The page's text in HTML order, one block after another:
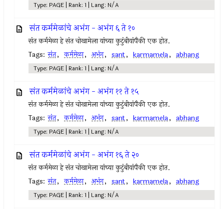
Type: PAGE | Rank: 1 | Lang: N/A
संत कर्ममेळांचे अभंग - अभंग ६ ते १०
संत कर्ममेळा हे संत चोखामेला यांच्या कुटुंबीयांपैकी एक होत.
Tags: संत, कर्ममेळा, अभंग, sant, karmamela, abhang
Type: PAGE | Rank: 1 | Lang: N/A
संत कर्ममेळांचे अभंग - अभंग ११ ते १५
संत कर्ममेळा हे संत चोखामेला यांच्या कुटुंबीयांपैकी एक होत.
Tags: संत, कर्ममेळा, अभंग, sant, karmamela, abhang
Type: PAGE | Rank: 1 | Lang: N/A
संत कर्ममेळांचे अभंग - अभंग १६ ते २०
संत कर्ममेळा हे संत चोखामेला यांच्या कुटुंबीयांपैकी एक होत.
Tags: संत, कर्ममेळा, अभंग, sant, karmamela, abhang
Type: PAGE | Rank: 1 | Lang: N/A